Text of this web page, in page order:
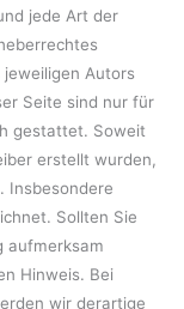
jede Art der
Autors
Seite sind nur für
gestattet. Soweit
erstellt wurden,
Insbesondere
Sollten Sie
aufmerksam
Hinweis. Bei
wir derartige